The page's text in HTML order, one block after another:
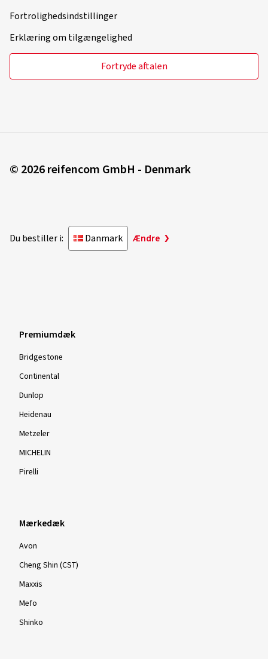
Fortrolighedsindstillinger
Erklæring om tilgængelighed
Fortryde aftalen
© 2026 reifencom GmbH - Denmark
Du bestiller i: Danmark Ændre
Premiumdæk
Bridgestone
Continental
Dunlop
Heidenau
Metzeler
MICHELIN
Pirelli
Mærkedæk
Avon
Cheng Shin (CST)
Maxxis
Mefo
Shinko